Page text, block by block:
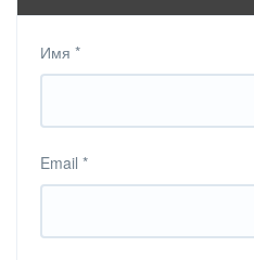
Имя *
Email *